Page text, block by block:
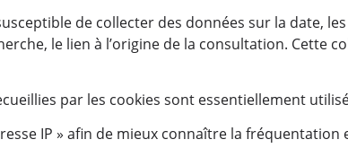
de collecter des données sur la date,
le lien à l’origine de la consultation. Cette
par les cookies sont essentiellement
IP » afin de mieux connaître la fréquentation